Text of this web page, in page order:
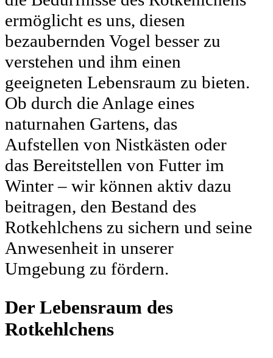
ermöglicht es uns, diesen
bezaubernden Vogel besser zu
verstehen und ihm einen
geeigneten Lebensraum zu bieten.
Ob durch die Anlage eines
naturnahen Gartens, das
Aufstellen von Nistkästen oder
das Bereitstellen von Futter im
Winter – wir können aktiv dazu
beitragen, den Bestand des
Rotkehlchens zu sichern und seine
Anwesenheit in unserer
Umgebung zu fördern.
Der Lebensraum des
Rotkehlchens